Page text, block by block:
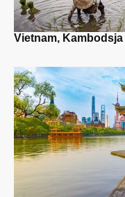
Vietnam, Kambodsja